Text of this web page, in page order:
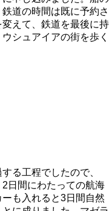
道の時間は既に予約さ
えて、鉄道を最後に持
シュアイアの街を歩く
る工程でしたので、
日間にわたっての航海
も入れると3日間自然